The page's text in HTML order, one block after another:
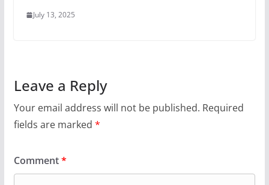
July 13, 2025
Leave a Reply
Your email address will not be published. Required
fields are marked *
Comment*